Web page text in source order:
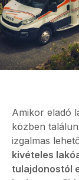
Amikor eladó
közben
izgalmas
kivételes
tulajdonostól